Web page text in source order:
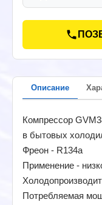
Описание
Компрессор
в бытовых
Фреон - R134a
Применение -
Потребляемая